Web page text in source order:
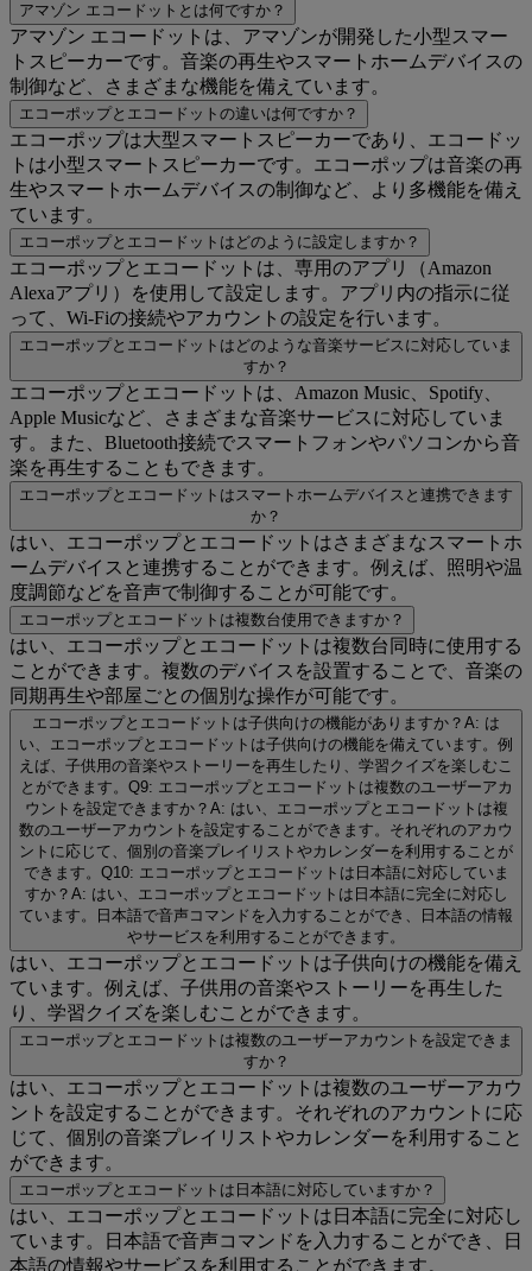
アマゾン エコードットとは何ですか？
アマゾン エコードットは、アマゾンが開発した小型スマー
トスピーカーです。音楽の再生やスマートホームデバイスの
制御など、さまざまな機能を備えています。
エコーポップとエコードットの違いは何ですか？
エコーポップは大型スマートスピーカーであり、エコードッ
トは小型スマートスピーカーです。エコーポップは音楽の再
生やスマートホームデバイスの制御など、より多機能を備え
ています。
エコーポップとエコードットはどのように設定しますか？
エコーポップとエコードットは、専用のアプリ（Amazon
Alexaアプリ）を使用して設定します。アプリ内の指示に従
って、Wi-Fiの接続やアカウントの設定を行います。
エコーポップとエコードットはどのような音楽サービスに対応していま
すか？
エコーポップとエコードットは、Amazon Music、Spotify、
Apple Musicなど、さまざまな音楽サービスに対応していま
す。また、Bluetooth接続でスマートフォンやパソコンから音
楽を再生することもできます。
エコーポップとエコードットはスマートホームデバイスと連携できます
か？
はい、エコーポップとエコードットはさまざまなスマートホ
ームデバイスと連携することができます。例えば、照明や温
度調節などを音声で制御することが可能です。
エコーポップとエコードットは複数台使用できますか？
はい、エコーポップとエコードットは複数台同時に使用する
ことができます。複数のデバイスを設置することで、音楽の
同期再生や部屋ごとの個別な操作が可能です。
エコーポップとエコードットは子供向けの機能がありますか？A: は
い、エコーポップとエコードットは子供向けの機能を備えています。例
えば、子供用の音楽やストーリーを再生したり、学習クイズを楽しむこ
とができます。Q9: エコーポップとエコードットは複数のユーザーアカ
ウントを設定できますか？A: はい、エコーポップとエコードットは複
数のユーザーアカウントを設定することができます。それぞれのアカウ
ントに応じて、個別の音楽プレイリストやカレンダーを利用することが
できます。Q10: エコーポップとエコードットは日本語に対応していま
すか？A: はい、エコーポップとエコードットは日本語に完全に対応し
ています。日本語で音声コマンドを入力することができ、日本語の情報
やサービスを利用することができます。
はい、エコーポップとエコードットは子供向けの機能を備え
ています。例えば、子供用の音楽やストーリーを再生した
り、学習クイズを楽しむことができます。
エコーポップとエコードットは複数のユーザーアカウントを設定できま
すか？
はい、エコーポップとエコードットは複数のユーザーアカウ
ントを設定することができます。それぞれのアカウントに応
じて、個別の音楽プレイリストやカレンダーを利用すること
ができます。
エコーポップとエコードットは日本語に対応していますか？
はい、エコーポップとエコードットは日本語に完全に対応し
ています。日本語で音声コマンドを入力することができ、日
本語の情報やサービスを利用することができます。